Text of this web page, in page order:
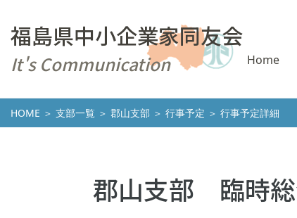
福島県中小企業家同友会
It's Communication Home
HOME ＞ 支部一覧 ＞ 郡山支部 ＞ 行事予定 ＞ 行事予定詳細
郡山支部 臨時総